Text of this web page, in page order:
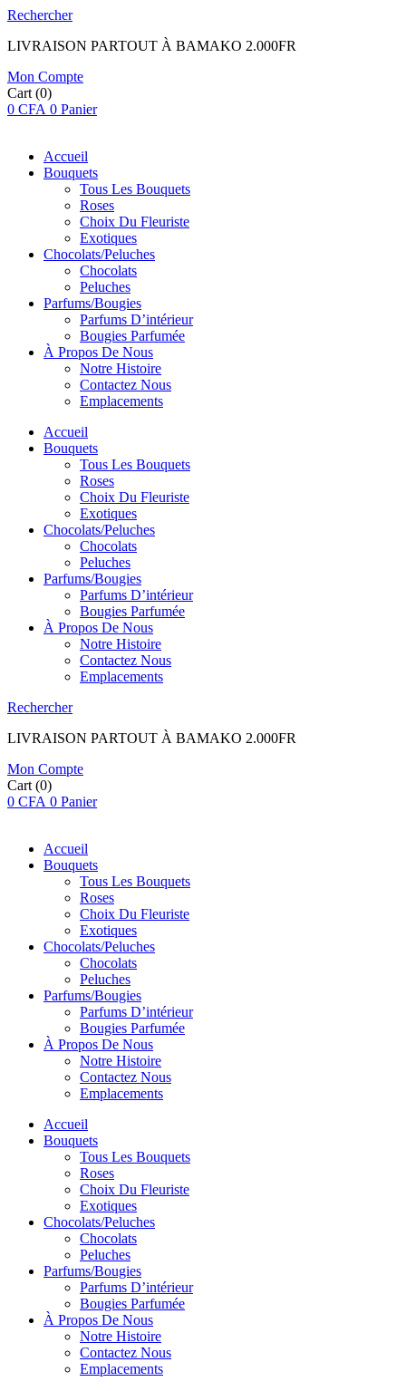
Rechercher
LIVRAISON PARTOUT À BAMAKO 2.000FR
Mon Compte
Cart (0)
0 CFA 0 Panier
Accueil
Bouquets
Tous Les Bouquets
Roses
Choix Du Fleuriste
Exotiques
Chocolats/Peluches
Chocolats
Peluches
Parfums/Bougies
Parfums D’intérieur
Bougies Parfumée
À Propos De Nous
Notre Histoire
Contactez Nous
Emplacements
Accueil
Bouquets
Tous Les Bouquets
Roses
Choix Du Fleuriste
Exotiques
Chocolats/Peluches
Chocolats
Peluches
Parfums/Bougies
Parfums D’intérieur
Bougies Parfumée
À Propos De Nous
Notre Histoire
Contactez Nous
Emplacements
Rechercher
LIVRAISON PARTOUT À BAMAKO 2.000FR
Mon Compte
Cart (0)
0 CFA 0 Panier
Accueil
Bouquets
Tous Les Bouquets
Roses
Choix Du Fleuriste
Exotiques
Chocolats/Peluches
Chocolats
Peluches
Parfums/Bougies
Parfums D’intérieur
Bougies Parfumée
À Propos De Nous
Notre Histoire
Contactez Nous
Emplacements
Accueil
Bouquets
Tous Les Bouquets
Roses
Choix Du Fleuriste
Exotiques
Chocolats/Peluches
Chocolats
Peluches
Parfums/Bougies
Parfums D’intérieur
Bougies Parfumée
À Propos De Nous
Notre Histoire
Contactez Nous
Emplacements